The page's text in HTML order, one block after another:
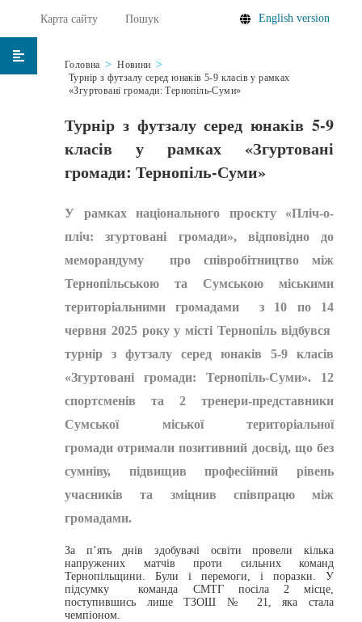
Карта сайту Пошук English version
Головна
Новини
Турнір з футзалу серед юнаків 5-9 класів у рамках
«Згуртовані громади: Тернопіль-Суми»
Турнір з футзалу серед юнаків 5-9
класів у рамках «Згуртовані
громади: Тернопіль-Суми»
У рамках національного проєкту «Пліч-о-
пліч: згуртовані громади», відповідно до
меморандуму про співробітництво між
Тернопільською та Сумською міськими
територіальними громадами з 10 по 14
червня 2025 року у місті Тернопіль відбувся
турнір з футзалу серед юнаків 5-9 класів
«Згуртовані громади: Тернопіль-Суми». 12
спортсменів та 2 тренери-представники
Сумської міської територіальної
громади отримали позитивний досвід, що без
сумніву, підвищив професійний рівень
учасників та зміцнив співпрацю між
громадами.
За п’ять днів здобувачі освіти провели кілька
напружених матчів проти сильних команд
Тернопільщини. Були і перемоги, і поразки. У
підсумку команда СМТГ посіла 2 місце,
поступившись лише ТЗОШ № 21, яка стала
чемпіоном.